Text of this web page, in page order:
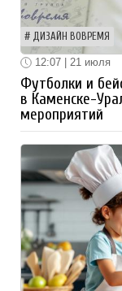
ДИЗАЙН ВОВРЕМЯ
12:07 | 21 июля
Футболки и
в Каменске-
мероприятий